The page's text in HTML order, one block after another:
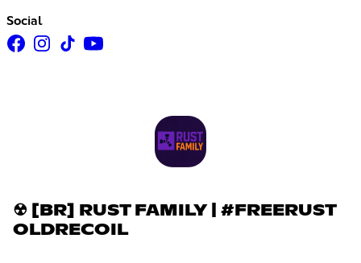
Social
☢ [BR] RUST FAMILY | #FREERUST
OLDRECOIL